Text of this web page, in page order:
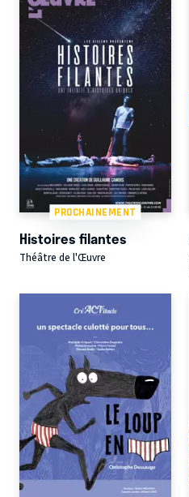
PROCHAINEMENT
Histoires filantes
Théâtre de l'Œuvre